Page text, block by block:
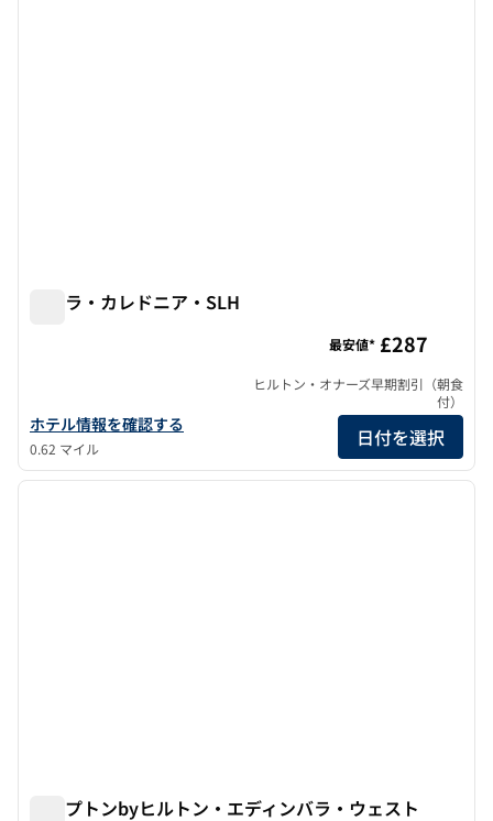
ニーラ・カレドニア・SLH
ニーラ・カレドニア・SLHカロライナ・ホテルの詳細を見る
ホテル情報を確認する
0.62 マイル
最安値* £287
ヒルトン・オナーズ早期割引（朝食
付）
日付を選択
1/12
1/12
次の
ハンプトンbyヒルトン・エディンバラ・ウェスト